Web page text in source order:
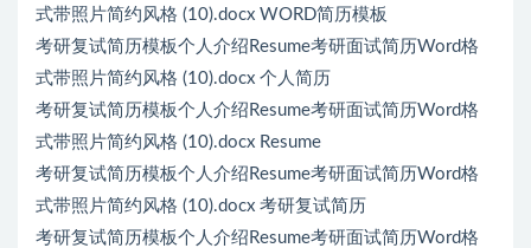
式带照片简约风格 (10).docx WORD简历模板
考研复试简历模板个人介绍Resume考研面试简历Word格
式带照片简约风格 (10).docx 个人简历
考研复试简历模板个人介绍Resume考研面试简历Word格
式带照片简约风格 (10).docx Resume
考研复试简历模板个人介绍Resume考研面试简历Word格
式带照片简约风格 (10).docx 考研复试简历
考研复试简历模板个人介绍Resume考研面试简历Word格